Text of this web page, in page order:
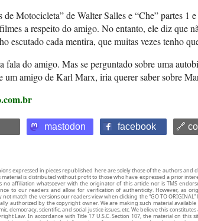
Motocicleta” de Walter Salles e “Che” partes 1
a respeito do amigo. No entanto, ele diz que
escutado cada mentira, que muitas vezes tenho
fala do amigo. Mas se perguntado sobre uma
um amigo de Karl Marx, iria querer saber sobre
mastodon facebook 🔗
expressed in pieces republished here are solely those of the authors and
material is distributed without profit to those who have expressed a prior
no affiliation whatsoever with the originator of this article nor is TMS
to our readers and allow for verification of authenticity. However, as
match the versions our readers view when clicking the “GO TO
authorized by the copyright owner. We are making such material
democracy, scientific, and social justice issues, etc. We believe this
Law. In accordance with Title 17 U.S.C. Section 107, the material on